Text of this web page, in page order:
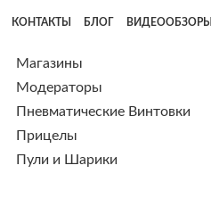
КОНТАКТЫ БЛОГ ВИДЕООБЗОРЫ
Магазины
Модераторы
Пневматические Винтовки
Прицелы
Пули и Шарики